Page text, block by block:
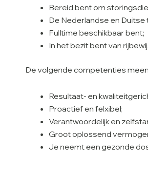
Bereid bent om
De Nederlandse en
Fulltime beschikbaar bent;
In het bezit bent van
De volgende competenties
Resultaat- en
Proactief en felxibel;
Verantwoordelijk en
Groot oplossend
Je neemt een gezonde